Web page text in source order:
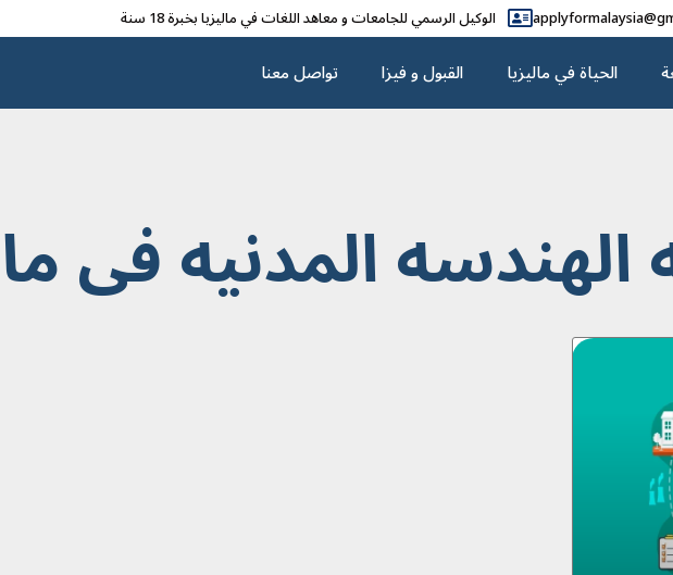
الوکیل الرسمي للجامعات و معاهد اللغات في مالیزیا بخبرة 18 سنة
الحياة في ماليزيا القبول و فیزا تواصل معنا
المدنیه فی